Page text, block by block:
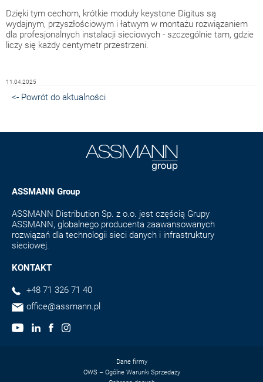
Dzięki tym cechom, krótkie moduły keystone Digitus są
wydajnym, przyszłościowym i łatwym w montażu rozwiązaniem
dla profesjonalnych instalacji sieciowych - szczególnie tam, gdzie
liczy się każdy centymetr przestrzeni.
11.04.2025
<- Powrót do aktualności
ASSMANN Group
ASSMANN Distribution Sp. z o.o. jest częścią Grupy
ASSMANN, globalnego producenta zaawansowanych
rozwiązań dla technologii sieci danych i infrastruktury
sieciowej.
KONTAKT
+48 71 326 71 40
office@assmann.pl
Dane firmy
OWS – Ogólne Warunki Sprzedaży